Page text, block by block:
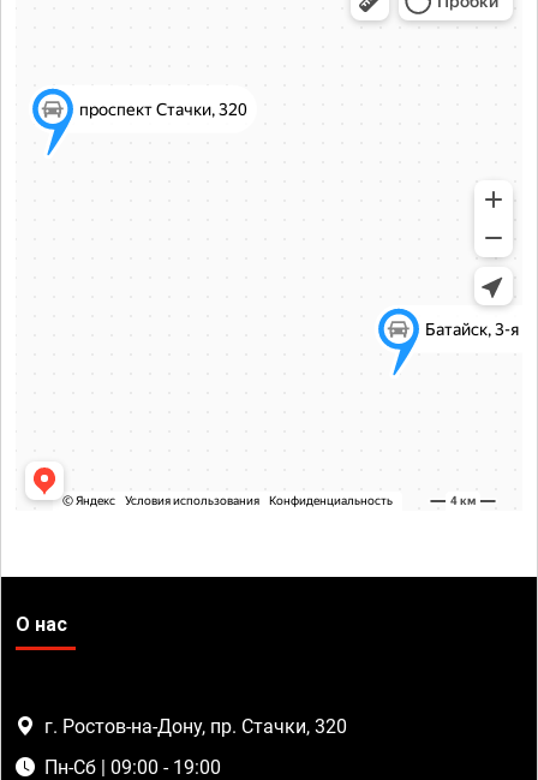
О нас
г. Ростов-на-Дону, пр. Стачки, 320
Пн-Сб | 09:00 - 19:00